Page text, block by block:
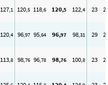
127,1 120,5 118,6 120,5 122,4 23
120,4 96,97 95,64 96,97 98,31 29
113,8 98,76 96,78 98,76 100,8 23